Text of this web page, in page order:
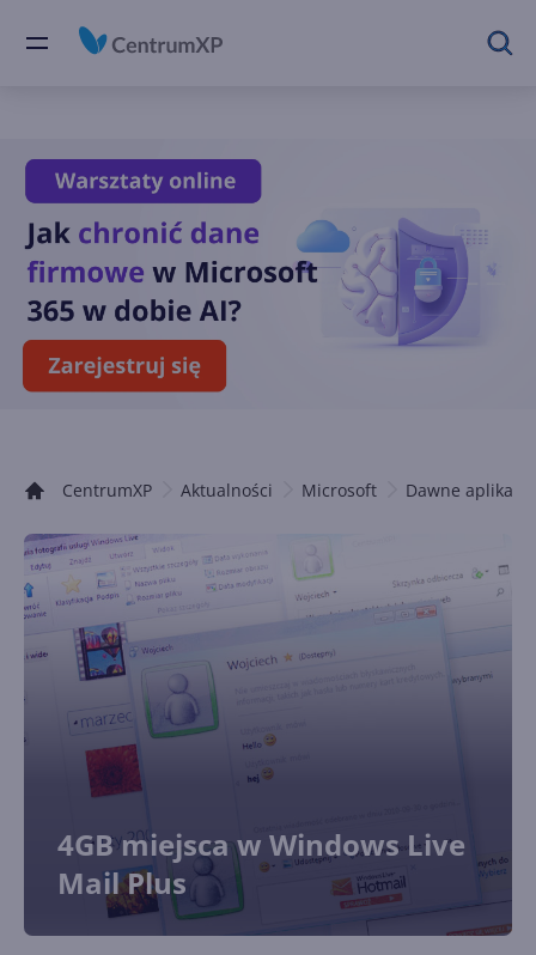
CentrumXP Aktualności Microsoft Dawne aplikacje
4GB miejsca w Windows Live
Mail Plus